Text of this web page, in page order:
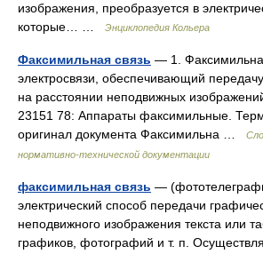
изображения, преобразуется в
которые… …
Энциклопедия Кольера
Факсимильная связь — 1.
электросвязи, обеспечивающий
на расстоянии неподвижных
23151 78: Аппараты факсимильные.
оригинал документа Факсимильна …
нормативно-технической документации
факсимильная связь —
электрический способ передачи
неподвижного изображения текста или
графиков, фотографий и т. п.